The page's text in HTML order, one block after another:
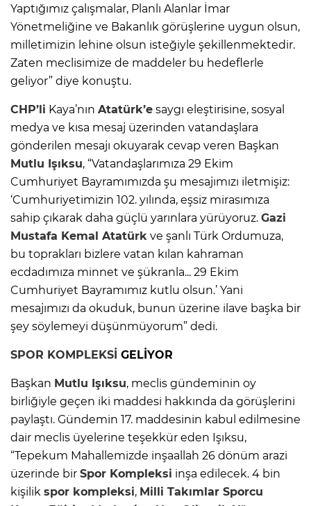
Yaptığımız çalışmalar, Planlı Alanlar İmar
Yönetmeliğine ve Bakanlık görüşlerine uygun olsun,
milletimizin lehine olsun isteğiyle şekillenmektedir.
Zaten meclisimize de maddeler bu hedeflerle
geliyor” diye konuştu.
CHP’li Kaya’nın Atatürk’e saygı eleştirisine, sosyal
medya ve kısa mesaj üzerinden vatandaşlara
gönderilen mesajı okuyarak cevap veren Başkan
Mutlu Işıksu, “Vatandaşlarımıza 29 Ekim
Cumhuriyet Bayramımızda şu mesajımızı iletmişiz:
‘Cumhuriyetimizin 102. yılında, eşsiz mirasımıza
sahip çıkarak daha güçlü yarınlara yürüyoruz. Gazi
Mustafa Kemal Atatürk ve şanlı Türk Ordumuza,
bu toprakları bizlere vatan kılan kahraman
ecdadımıza minnet ve şükranla... 29 Ekim
Cumhuriyet Bayramımız kutlu olsun.’ Yani
mesajımızı da okuduk, bunun üzerine ilave başka bir
şey söylemeyi düşünmüyorum” dedi.
SPOR KOMPLEKSİ GELİYOR
Başkan Mutlu Işıksu, meclis gündeminin oy
birliğiyle geçen iki maddesi hakkında da görüşlerini
paylaştı. Gündemin 17. maddesinin kabul edilmesine
dair meclis üyelerine teşekkür eden Işıksu,
“Tepekum Mahallemizde inşaallah 26 dönüm arazi
üzerinde bir Spor Kompleksi inşa edilecek. 4 bin
kişilik spor kompleksi, Milli Takımlar Sporcu